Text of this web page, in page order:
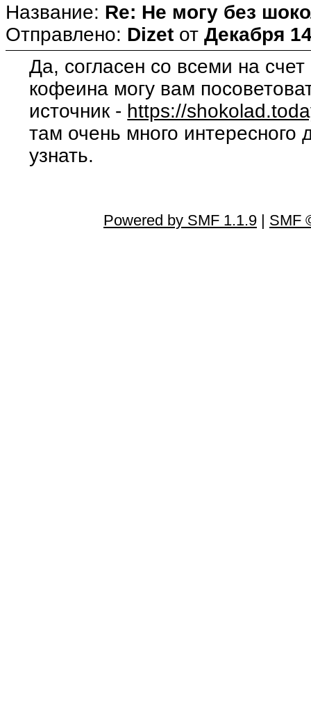
Название: Re: Не могу без
Отправлено: Dizet от Декабря
Да, согласен со всеми на
кофеина могу вам
источник - https://
там очень много интересного
узнать.
Powered by SMF 1.1.9 | SMF